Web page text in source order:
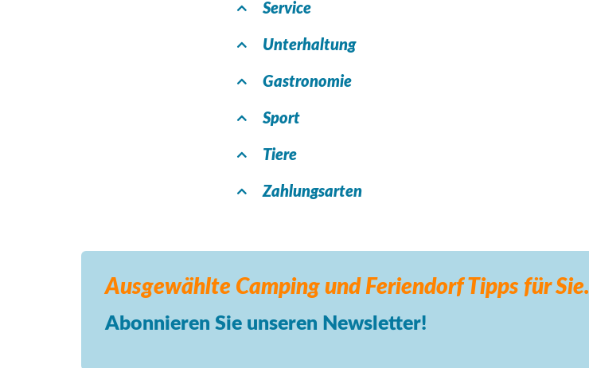
Service
Unterhaltung
Gastronomie
Sport
Tiere
Zahlungsarten
Ausgewählte Camping und FeriendorfTipps für Sie.
Abonnieren Sie unseren Newsletter!